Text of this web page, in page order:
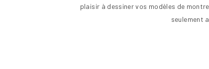
plaisir à dessiner vos modèles de
seulement